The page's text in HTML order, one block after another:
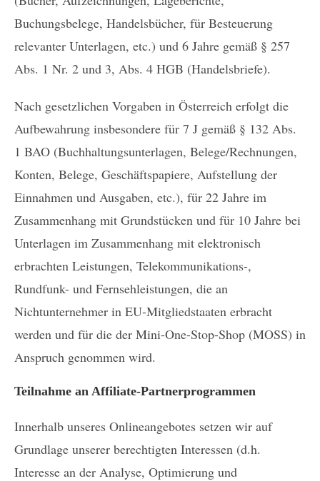
Buchungsbelege, Handelsbücher, für Besteuerung
relevanter Unterlagen, etc.) und 6 Jahre gemäß § 257
Abs. 1 Nr. 2 und 3, Abs. 4 HGB (Handelsbriefe).
Nach gesetzlichen Vorgaben in Österreich erfolgt die
Aufbewahrung insbesondere für 7 J gemäß § 132 Abs.
1 BAO (Buchhaltungsunterlagen, Belege/Rechnungen,
Konten, Belege, Geschäftspapiere, Aufstellung der
Einnahmen und Ausgaben, etc.), für 22 Jahre im
Zusammenhang mit Grundstücken und für 10 Jahre bei
Unterlagen im Zusammenhang mit elektronisch
erbrachten Leistungen, Telekommunikations-,
Rundfunk- und Fernsehleistungen, die an
Nichtunternehmer in EU-Mitgliedstaaten erbracht
werden und für die der Mini-One-Stop-Shop (MOSS) in
Anspruch genommen wird.
Teilnahme an Affiliate-Partnerprogrammen
Innerhalb unseres Onlineangebotes setzen wir auf
Grundlage unserer berechtigten Interessen (d.h.
Interesse an der Analyse, Optimierung und